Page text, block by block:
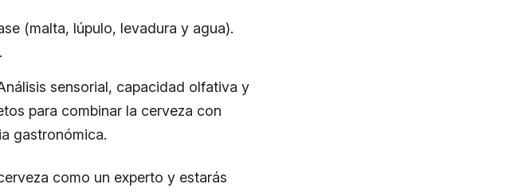
(malta, lúpulo, levadura y agua).
sensorial, capacidad olfativa y
para combinar la cerveza con
gastronómica.
como un experto y estarás